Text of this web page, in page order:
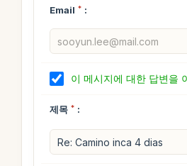
Email * :
이 메시지에 대한 답변을
제목 * :